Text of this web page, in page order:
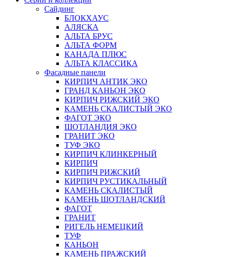
Сайдинг
БЛОКХАУС
АЛЯСКА
АЛЬТА БРУС
АЛЬТА ФОРМ
КАНАДА ПЛЮС
АЛЬТА КЛАССИКА
Фасадные панели
КИРПИЧ АНТИК ЭКО
ГРАНД КАНЬОН ЭКО
КИРПИЧ РИЖСКИЙ ЭКО
КАМЕНЬ СКАЛИСТЫЙ ЭКО
ФАГОТ ЭКО
ШОТЛАНДИЯ ЭКО
ГРАНИТ ЭКО
ТУФ ЭКО
КИРПИЧ КЛИНКЕРНЫЙ
КИРПИЧ
КИРПИЧ РИЖСКИЙ
КИРПИЧ РУСТИКАЛЬНЫЙ
КАМЕНЬ СКАЛИСТЫЙ
КАМЕНЬ ШОТЛАНДСКИЙ
ФАГОТ
ГРАНИТ
РИГЕЛЬ НЕМЕЦКИЙ
ТУФ
КАНЬОН
КАМЕНЬ ПРАЖСКИЙ